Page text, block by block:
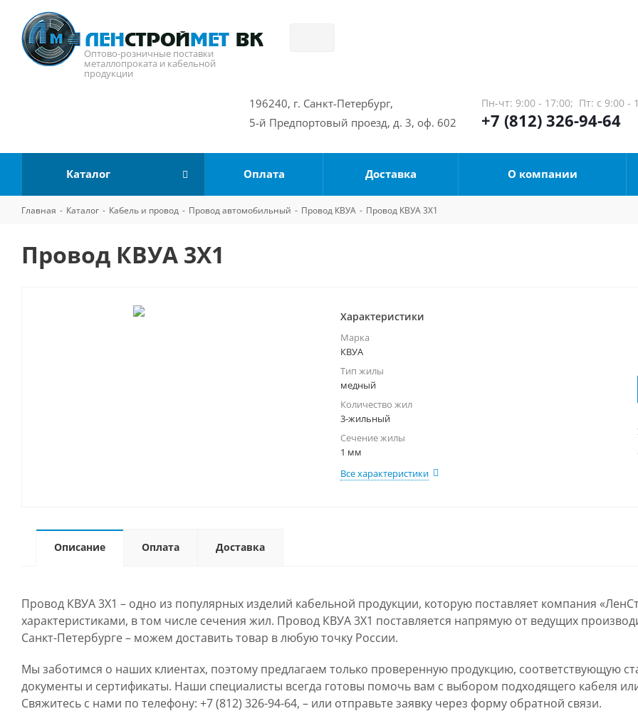
Оптово-розничные поставки
металлопроката и кабельной
продукции
196240, г. Санкт-Петербург,
5-й Предпортовый проезд, д. 3, оф. 602
Пн-чт: 9:00 - 17:00; Пт: с 9:00 -
+7 (812) 326-94-64
Каталог Оплата Доставка О компании
Главная - Каталог - Кабель и провод - Провод автомобильный - Провод КВУА - Провод КВУА 3Х1
Провод КВУА 3Х1
Характеристики
Марка
КВУА
Тип жилы
медный
Количество жил
3-жильный
Сечение жилы
1 мм
Все характеристики
Описание Оплата Доставка
Провод КВУА 3Х1 – одно из популярных изделий кабельной продукции, которую поставляет компания
характеристиками, в том числе сечения жил. Провод КВУА 3Х1 поставляется напрямую от ведущих
Санкт-Петербурге – можем доставить товар в любую точку России.
Мы заботимся о наших клиентах, поэтому предлагаем только проверенную продукцию, соответствующую
документы и сертификаты. Наши специалисты всегда готовы помочь вам с выбором подходящего кабеля
Свяжитесь с нами по телефону: +7 (812) 326-94-64, – или отправьте заявку через форму обратной связи.